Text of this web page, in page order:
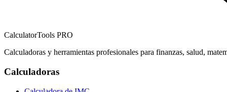
CalculatorTools PRO
Calculadoras y herramientas profesionales para finanzas, salud,
Calculadoras